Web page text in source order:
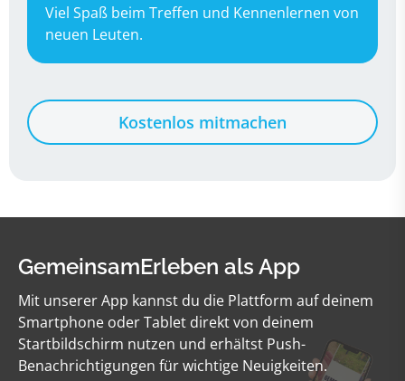
Viel Spaß beim Treffen und Kennenlernen von
neuen Leuten.
Kostenlos mitmachen
GemeinsamErleben als App
Mit unserer App kannst du die Plattform auf deinem
Smartphone oder Tablet direkt von deinem
Startbildschirm nutzen und erhältst Push-
Benachrichtigungen für wichtige Neuigkeiten.